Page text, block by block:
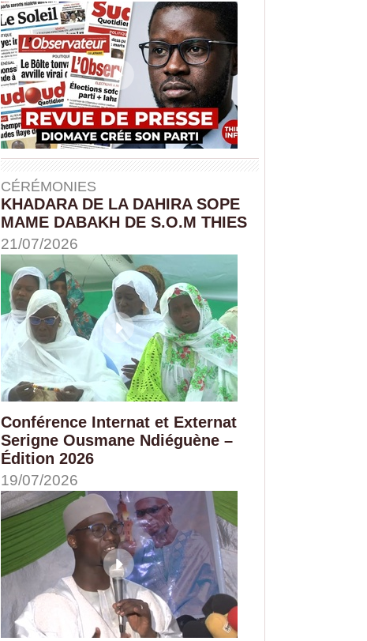
CÉRÉMONIES
KHADARA DE LA DAHIRA SOPE
MAME DABAKH DE S.O.M THIES
21/07/2026
Conférence Internat et Externat
Serigne Ousmane Ndiéguène –
Édition 2026
19/07/2026